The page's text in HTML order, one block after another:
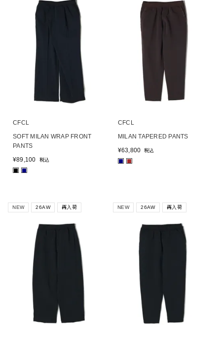
CFCL
SOFT MILAN WRAP FRONT
PANTS
¥89,100 税込
■ ■
CFCL
MILAN TAPERED PANTS
¥63,800 税込
■ ■
NEW 26AW 再入荷 NEW 26AW 再入荷